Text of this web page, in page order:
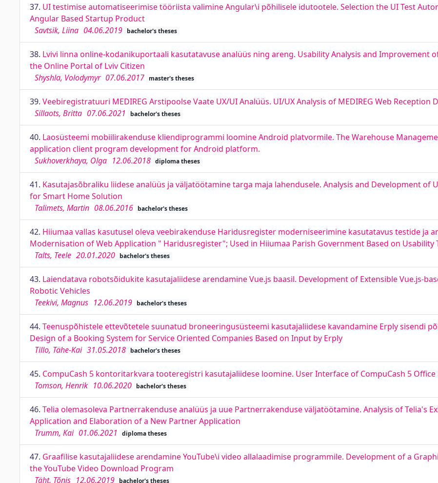
37. UI testimise automatiseerimise tööriista valimine Angular\i põhilisele idutootele. Selection the UI Test
Angular Based Startup Product
Savtsik, Liina 04.06.2019 bachelor's theses
38. Lvivi linna online-kodanikuportaali kasutatavuse analüüs ning areng. Usability Analysis and Improvement
the Online Portal of Lviv Citizen
Shyshla, Volodymyr 07.06.2017 master's theses
39. Veebiregistratuuri MEDIREG Arstipoolse Vaate UX/UI Analüüs. UI/UX Analysis of MEDIREG Web Reception
Sillaots, Britta 07.06.2021 bachelor's theses
40. Laosüsteemi mobiilirakenduse kliendiprogrammi loomine Android platvormile. The Warehouse
application client program development for Android platform.
Sukhoverkhaya, Olga 12.06.2018 diploma theses
41. Kasutajasõbraliku liidese analüüs ja väljatöötamine targa maja lahendusele. Analysis and Development of
for Smart Home Solution
Talimets, Martin 08.06.2016 bachelor's theses
42. Hiiumaa vallas kasutusel oleva veebirakenduse Haridusregister moderniseerimine kasutatavus testide ja
Modernisation of Web Application " Haridusregister"; Used in Hiiumaa Parish Government Based on Usability
Talts, Teele 20.01.2020 bachelor's theses
43. Laiendatava robotsõidukite kasutajaliidese arendamine Vue.js baasil. Development of Extensible Vue.js-
Robotic Vehicles
Teekivi, Magnus 12.06.2019 bachelor's theses
44. Teenuspõhistele ettevõtetele suunatud broneeringusüsteemi kasutajaliidese kavandamine Erply sisendi
Design of a Booking System for Service Oriented Companies Based on Input by Erply
Tillo, Tähe-Kai 31.05.2018 bachelor's theses
45. CompuCash 5 kontoritarkvara tooteregistri kasutajaliidese loomine. User Interface of CompuCash 5
Tomson, Henrik 10.06.2020 bachelor's theses
46. Telia olemasoleva Partnerrakenduse analüüs ja uue Partnerrakenduse väljatöötamine. Analysis of Telia's
Application and Elaboration of a New Partner Application
Trumm, Kai 01.06.2021 diploma theses
47. Graafilise kasutajaliidese arendamine YouTube\i video allalaadimise programmile. Development of a
the YouTube Video Download Program
Täht, Tõnis 12.06.2019 bachelor's theses